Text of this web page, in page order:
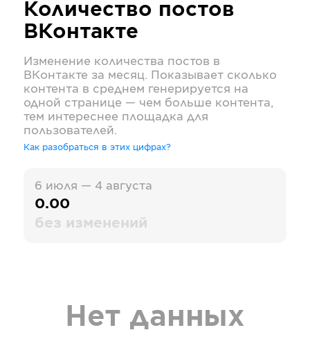
Количество постов
ВКонтакте
Изменение количества постов в
ВКонтакте за месяц. Показывает сколько
контента в среднем генерируется на
одной странице — чем больше контента,
тем интереснее площадка для
пользователей.
Как разобраться в этих цифрах?
6 июля — 4 августа
0.00
без изменений
Нет данных